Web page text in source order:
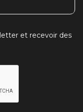
et recevoir des